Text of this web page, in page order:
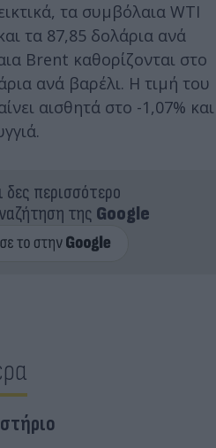
τα συμβόλαια WTI
τα 87,85 δολάρια ανά
Brent καθορίζονται στο
ανά βαρέλι. Η τιμή του
αισθητά στο -1,07% και
δες περισσότερο
της Google